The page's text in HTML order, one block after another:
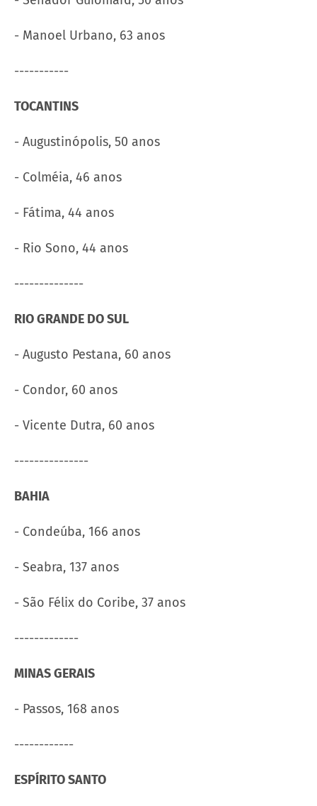
- Manoel Urbano, 63 anos
-----------
TOCANTINS
- Augustinópolis, 50 anos
- Colméia, 46 anos
- Fátima, 44 anos
- Rio Sono, 44 anos
--------------
RIO GRANDE DO SUL
- Augusto Pestana, 60 anos
- Condor, 60 anos
- Vicente Dutra, 60 anos
---------------
BAHIA
- Condeúba, 166 anos
- Seabra, 137 anos
- São Félix do Coribe, 37 anos
-------------
MINAS GERAIS
- Passos, 168 anos
------------
ESPÍRITO SANTO